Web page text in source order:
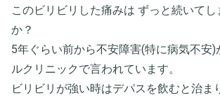
このビリビリした痛みは ずっと続いてし
か？
5年ぐらい前から不安障害(特に病気不安)
ルクリニックで言われています。
ビリビリが強い時はデパスを飲むと治ま